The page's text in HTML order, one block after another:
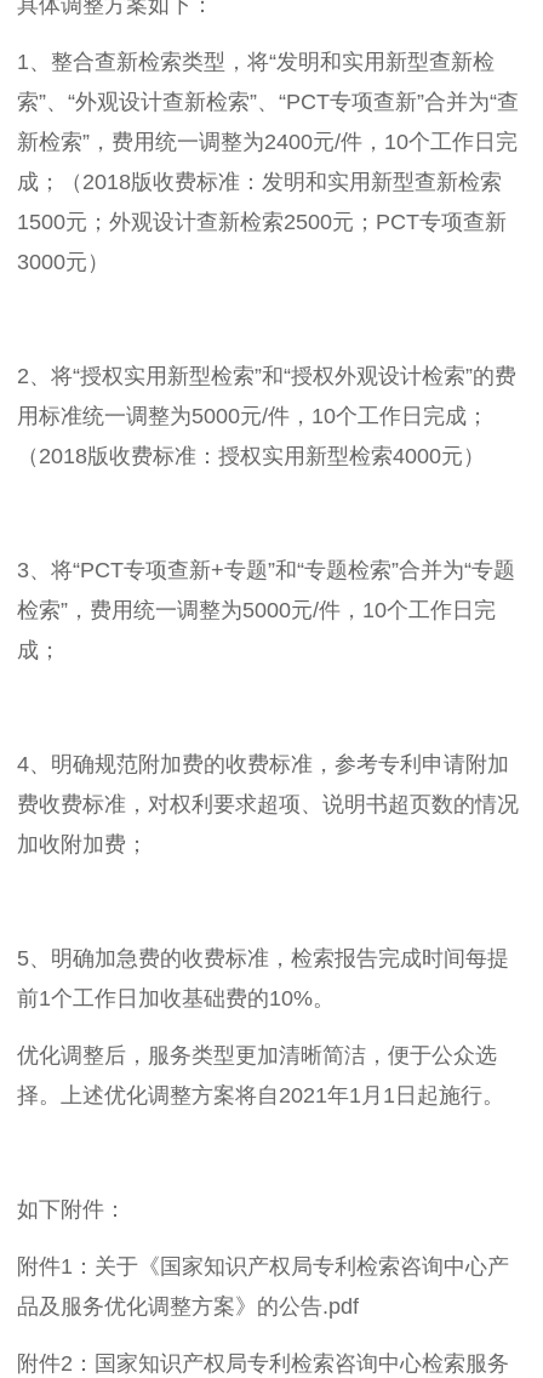
具体调整方案如下：
1、整合查新检索类型，将“发明和实用新型查新检
索”、“外观设计查新检索”、“PCT专项查新”合并为“查
新检索”，费用统一调整为2400元/件，10个工作日完
成；（2018版收费标准：发明和实用新型查新检索
1500元；外观设计查新检索2500元；PCT专项查新
3000元）
2、将“授权实用新型检索”和“授权外观设计检索”的费
用标准统一调整为5000元/件，10个工作日完成；
（2018版收费标准：授权实用新型检索4000元）
3、将“PCT专项查新+专题”和“专题检索”合并为“专题
检索”，费用统一调整为5000元/件，10个工作日完
成；
4、明确规范附加费的收费标准，参考专利申请附加
费收费标准，对权利要求超项、说明书超页数的情况
加收附加费；
5、明确加急费的收费标准，检索报告完成时间每提
前1个工作日加收基础费的10%。
优化调整后，服务类型更加清晰简洁，便于公众选
择。上述优化调整方案将自2021年1月1日起施行。
如下附件：
附件1：关于《国家知识产权局专利检索咨询中心产
品及服务优化调整方案》的公告.pdf
附件2：国家知识产权局专利检索咨询中心检索服务